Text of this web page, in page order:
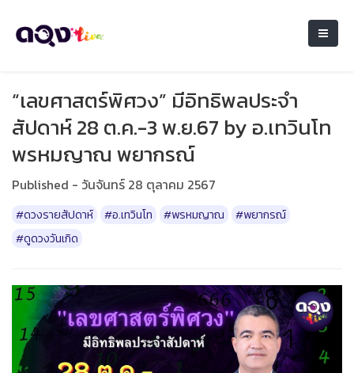
“เลขศาสตร์พิศวง” มีอิทธิพลประจำ
สัปดาห์ 28 ต.ค.-3 พ.ย.67 by อ.เทวินโท
พรหมญาณ พยากรณ์
Published - วันจันทร์ 28 ตุลาคม 2567
#ดวงรายสัปดาห์ #อ.เทวินโท #พรหมญาณ
#พยากรณ์
#ดูดวงวันเกิด